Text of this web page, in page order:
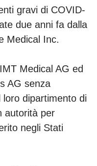
gravi di COVID-
due anni fa dalla
Medical Inc.
Medical AG ed
AG senza
dipartimento di
autorità per
negli Stati